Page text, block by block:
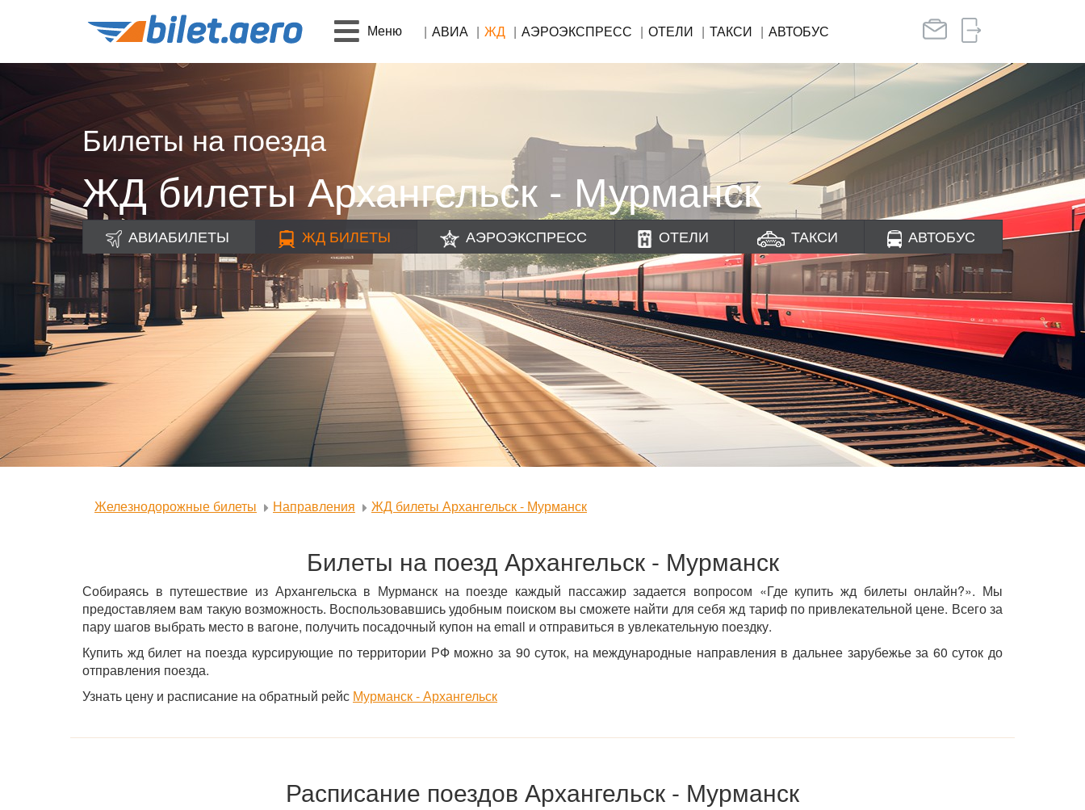
Меню АВИА ЖД АЭРОЭКСПРЕСС ОТЕЛИ ТАКСИ АВТОБУС
Билеты на поезда
ЖД билеты Архангельск - Мурманск
АВИАБИЛЕТЫ ЖД БИЛЕТЫ АЭРОЭКСПРЕСС ОТЕЛИ ТАКСИ АВТОБУС
Железнодорожные билеты Направления ЖД билеты Архангельск - Мурманск
Билеты на поезд Архангельск - Мурманск
Собираясь в путешествие из Архангельска в Мурманск на поезде каждый пассажир задается вопросом «Где купить жд билеты онлайн?». Мы
предоставляем вам такую возможность. Воспользовавшись удобным поиском вы сможете найти для себя жд тариф по привлекательной цене. Всего за
пару шагов выбрать место в вагоне, получить посадочный купон на email и отправиться в увлекательную поездку.
Купить жд билет на поезда курсирующие по территории РФ можно за 90 суток, на международные направления в дальнее зарубежье за 60 суток до
отправления поезда.
Узнать цену и расписание на обратный рейс Мурманск - Архангельск
Расписание поездов Архангельск - Мурманск